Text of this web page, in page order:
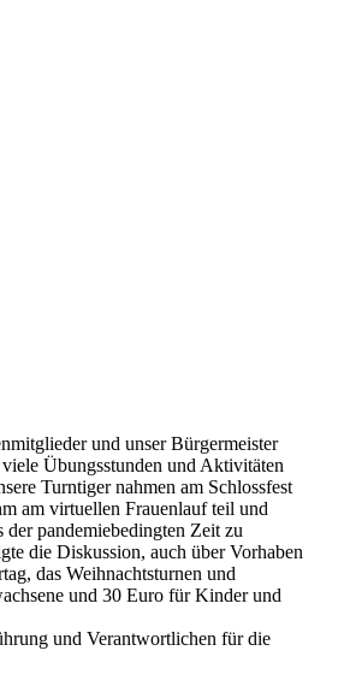
und unser Bürgermeister
Übungsstunden und Aktivitäten
Turntiger nahmen am Schlossfest
am virtuellen Frauenlauf teil und
pandemiebedingten Zeit zu
die Diskussion, auch über Vorhaben
das Weihnachtsturnen und
und 30 Euro für Kinder und
und Verantwortlichen für die